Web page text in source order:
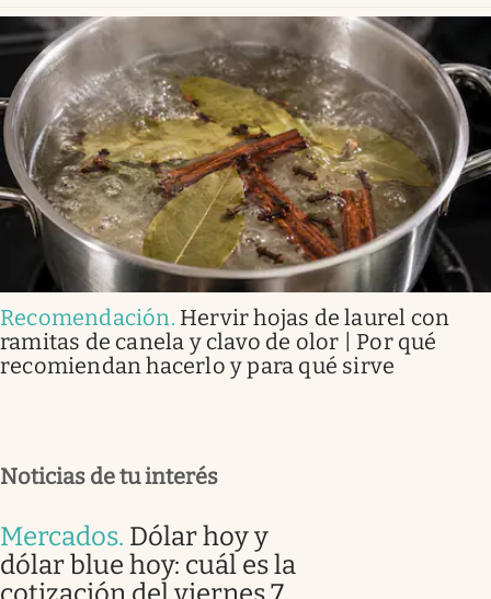
Recomendación. Hervir hojas de laurel con
ramitas de canela y clavo de olor | Por qué
recomiendan hacerlo y para qué sirve
Noticias de tu interés
Mercados. Dólar hoy y
dólar blue hoy: cuál es la